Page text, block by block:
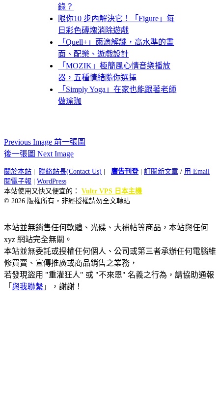
錄？
限你10 步內解決它！「Figure」每
日彩色磚塊消除遊戲
「Quell+」雨滴解謎，高水準的畫
面、配樂、遊戲設計
「MOZIK」極簡風心情音樂播放
器，五種情緒隨你選擇
「Simply Yoga」在家也能跟著老師
做瑜珈
Previous Image 前一張圖
後一張圖 Next Image
關於本站 聯絡站長(Contact Us) 廣告刊登| 訂閱新文章 / 用 Email
閱電子報
WordPress
本站使用又快又便宜的： Vultr VPS 日本主機
© 2026 版權所有，非經授權請勿全文轉貼
本站並無銷售任何軟體、光碟、大補帖等商品，本站與任何
xyz 網站完全無關。
本站並無委託或授權任何個人、公司或第三者承辦任何電腦維
修買賣、宣傳推廣或商品銷售之業務，
若發現盜用 "重灌狂人" 或 "不來恩" 名義之行為，請協助通報
「 與我聯繫 」，謝謝！